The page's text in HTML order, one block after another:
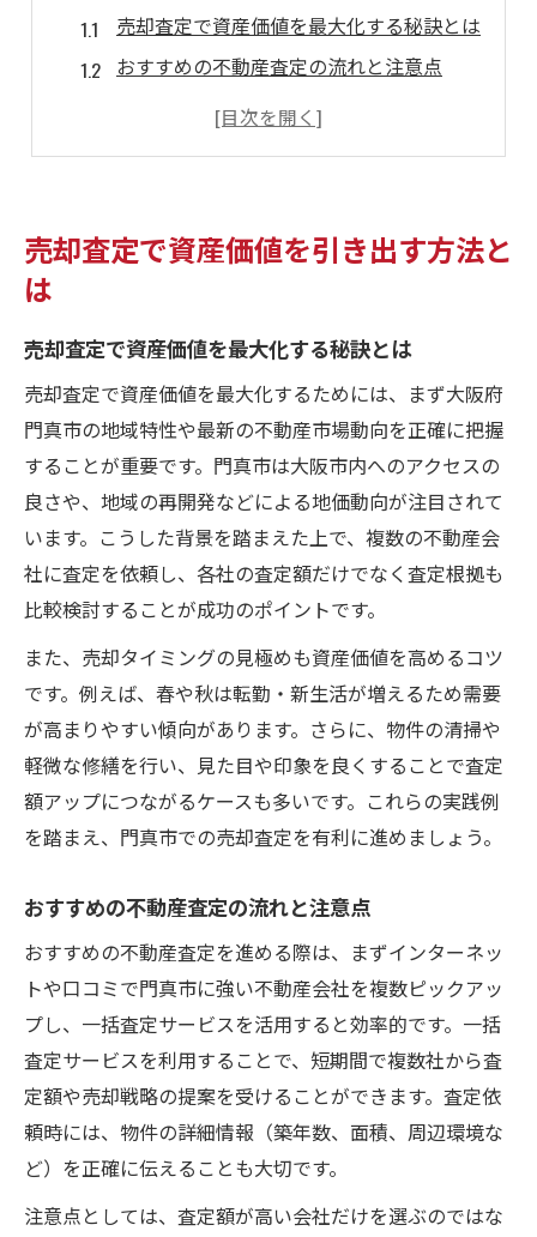
売却査定で資産価値を最大化する秘訣とは
おすすめの不動産査定の流れと注意点
門真市で売却査定を活用する実践ポイント
門真市の売却査定で重視すべき地域特性
売却査定に強い会社を見極めるポイント
門真市の市場動向を踏まえた売却査定法
売却査定で知っておきたい物件の特徴
信頼できる売却査定先の選び方を解説
売却査定で安心できる不動産会社の特徴
信頼できる売却査定先を見極める基準
おすすめの不動産査定業者の選び方
不動産売却査定の比較ポイントを紹介
最新の地価動向を生かした売却戦略
最新地価動向を売却査定に活かす方法
門真市の地価変動と売却査定の関係性
売却査定で分析するべき地価のポイント
地価動向を反映した売却戦略の立て方
売却査定を成功に導く実践ポイント集
売却査定を成功させる交渉術の基本
おすすめの不動産査定を活用した事例
売却査定で高評価を得るための工夫
不動産売却査定後の手続きポイント解説
売却査定結果を活かした売却計画づくり
よくある査定の悩みを解決する秘訣
売却査定で資産価値を引き出す方法と
は
売却査定で資産価値を最大化する秘訣とは
売却査定で資産価値を最大化するためには、まず大阪府
門真市の地域特性や最新の不動産市場動向を正確に把握
することが重要です。門真市は大阪市内へのアクセスの
良さや、地域の再開発などによる地価動向が注目されて
います。こうした背景を踏まえた上で、複数の不動産会
社に査定を依頼し、各社の査定額だけでなく査定根拠も
比較検討することが成功のポイントです。
また、売却タイミングの見極めも資産価値を高めるコツ
です。例えば、春や秋は転勤・新生活が増えるため需要
が高まりやすい傾向があります。さらに、物件の清掃や
軽微な修繕を行い、見た目や印象を良くすることで査定
額アップにつながるケースも多いです。これらの実践例
を踏まえ、門真市での売却査定を有利に進めましょう。
おすすめの不動産査定の流れと注意点
おすすめの不動産査定を進める際は、まずインターネッ
トや口コミで門真市に強い不動産会社を複数ピックアッ
プし、一括査定サービスを活用すると効率的です。一括
査定サービスを利用することで、短期間で複数社から査
定額や売却戦略の提案を受けることができます。査定依
頼時には、物件の詳細情報（築年数、面積、周辺環境な
ど）を正確に伝えることも大切です。
注意点としては、査定額が高い会社だけを選ぶのではな